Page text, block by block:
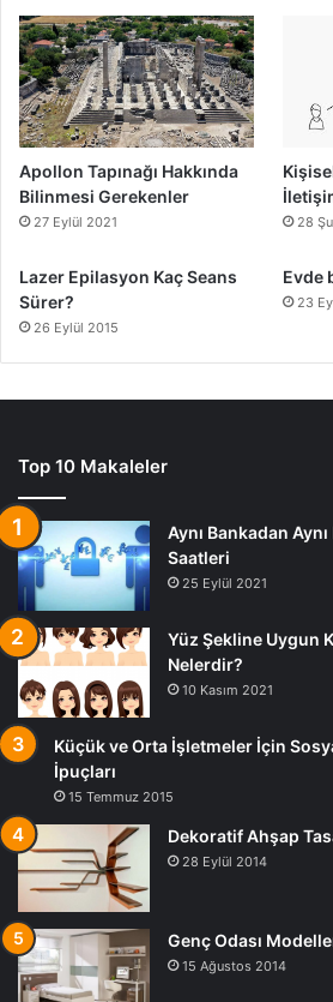
Apollon Tapınağı Hakkında
Bilinmesi Gerekenler
27 Eylül 2021 28
Lazer Epilasyon Kaç Seans
Sürer?
26 Eylül 2015
Evde
23
Top 10 Makaleler
Aynı Bankadan
Saatleri
25 Eylül 2021
Yüz Şekline Uygun
Nelerdir?
10 Kasım 2021
Küçük ve Orta İşletmeler İçin
İpuçları
15 Temmuz 2015
Dekoratif Ahşap
28 Eylül 2014
Genç Odası
15 Ağustos 2014